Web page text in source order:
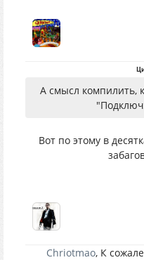
А смысл компилить,
Вот по этому в
Chriotmao, К